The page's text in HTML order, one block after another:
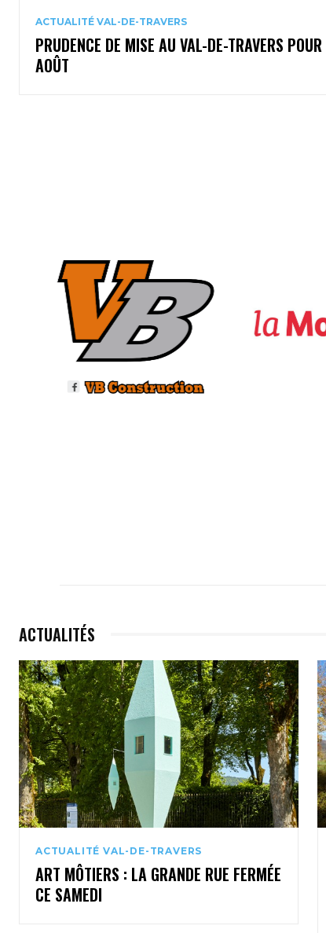
ACTUALITÉ VAL-DE-TRAVERS
PRUDENCE DE MISE AU VAL-DE-TRAVERS
AOÛT
ACTUALITÉS
ACTUALITÉ VAL-DE-TRAVERS
ART MÔTIERS : LA GRANDE RUE FERMÉE
CE SAMEDI